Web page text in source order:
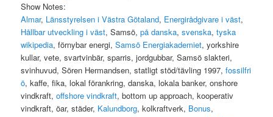
Show Notes:
Almar, Länsstyrelsen i Västra Götaland, Energirådgivare i väst,
Hållbar utveckling i väst, Samsö,på danska,svenska,tyska
wikipedia, förnybar energi,Samsö Energiakademiet, yorkshire
kullar, vete, svartvinbär, sparris, jordgubbar, Samsö slakteri,
svinhuvud, Sören Hermandsen, statligt stöd/tävling 1997,fossilfri
ö, kaffe, fika, lokal förankring, danska, lokala banker, onshore
vindkraft,offshore vindkraft, bottom up approach, kooperativ
vindkraft, öar, städer, Kalundborg, kolkraftverk, Bonus,